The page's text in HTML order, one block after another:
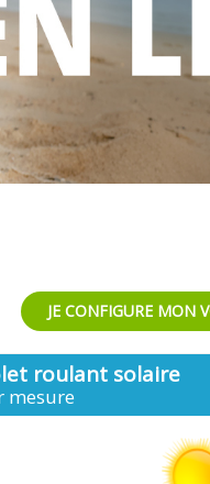
JE CONFIGURE MON
roulant solaire
mesure